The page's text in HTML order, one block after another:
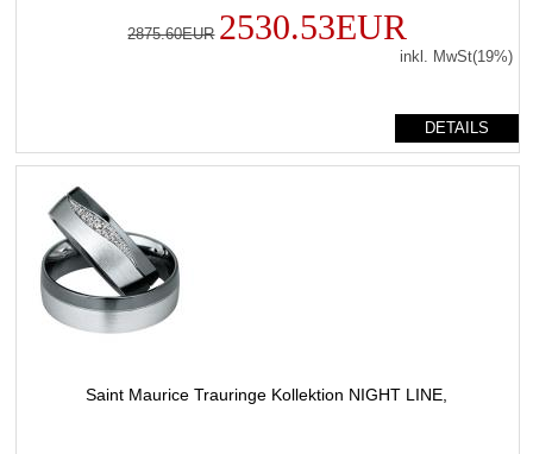
2875.60EUR 2530.53EUR
inkl. MwSt(19%)
DETAILS
Saint Maurice Trauringe Kollektion NIGHT LINE,